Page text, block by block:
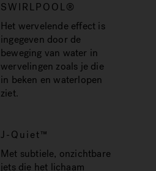
SWIRLPOOL®
Het wervelende effect is
ingegeven door de
beweging van water in
wervelingen zoals je die
in beken en waterlopen
ziet.
J-Quiet™
Met subtiele, onzichtbare
jets die het lichaam